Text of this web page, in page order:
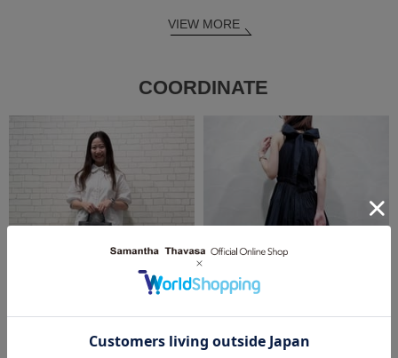
VIEW MORE
COORDINATE